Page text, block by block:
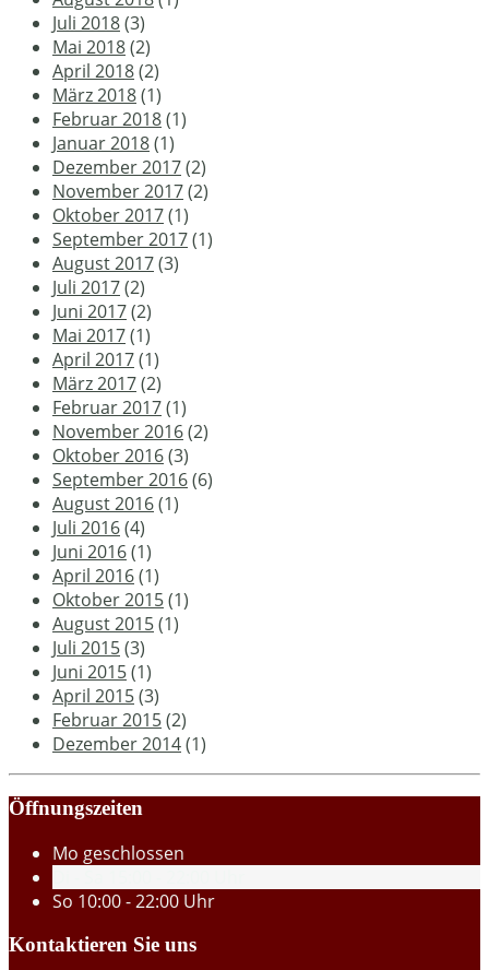
Juli 2018(3)
Mai 2018(2)
April 2018(2)
März 2018(1)
Februar 2018(1)
Januar 2018(1)
Dezember 2017(2)
November 2017(2)
Oktober 2017(1)
September 2017(1)
August 2017(3)
Juli 2017(2)
Juni 2017(2)
Mai 2017(1)
April 2017(1)
März 2017(2)
Februar 2017(1)
November 2016(2)
Oktober 2016(3)
September 2016(6)
August 2016(1)
Juli 2016(4)
Juni 2016(1)
April 2016(1)
Oktober 2015(1)
August 2015(1)
Juli 2015(3)
Juni 2015(1)
April 2015(3)
Februar 2015(2)
Dezember 2014(1)
Öffnungszeiten
Mo geschlossen
So 10:00 - 22:00 Uhr
Kontaktieren Sie uns